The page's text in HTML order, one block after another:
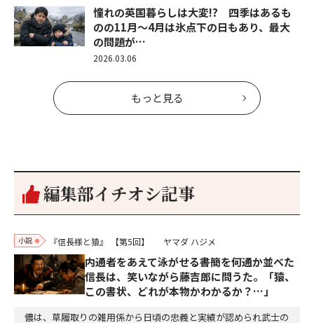
憧れの英国暮らしは大変!? 四季はあるも
のの11月～4月は氷点下の日もあり、最大
の問題が…
2026.03.06
もっと見る
編集部イチオシ記事
小説 『信長様と猿』 【第5回】 ヤマダ ハジメ
内通者をあえて泳がせる――書簡を何通か並べた
信長は、笑いながら藤吉郎に問うた。「猿、
この書状、どれが本物かわかるか？…」
儂は、草履取りの雑用係から日頃の忠義と実績が認められ武士の